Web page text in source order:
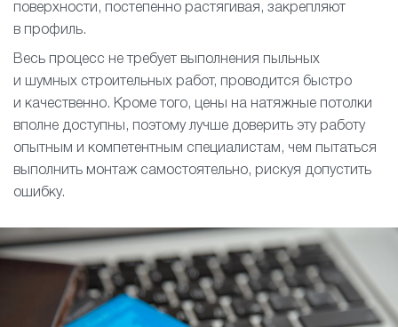
поверхности, постепенно растягивая, закрепляют
в профиль.
Весь процесс не требует выполнения пыльных
и шумных строительных работ, проводится быстро
и качественно. Кроме того, цены на натяжные потолки
вполне доступны, поэтому лучше доверить эту работу
опытным и компетентным специалистам, чем пытаться
выполнить монтаж самостоятельно, рискуя допустить
ошибку.